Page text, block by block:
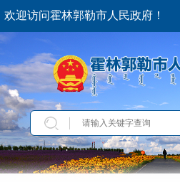
欢迎访问霍林郭勒市人民政府！